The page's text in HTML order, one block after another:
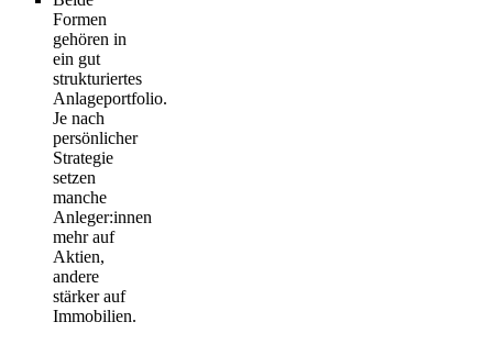
Formen
gehören in
ein gut
strukturiertes
Anlageportfolio.
Je nach
persönlicher
Strategie
setzen
manche
Anleger:innen
mehr auf
Aktien,
andere
stärker auf
Immobilien.